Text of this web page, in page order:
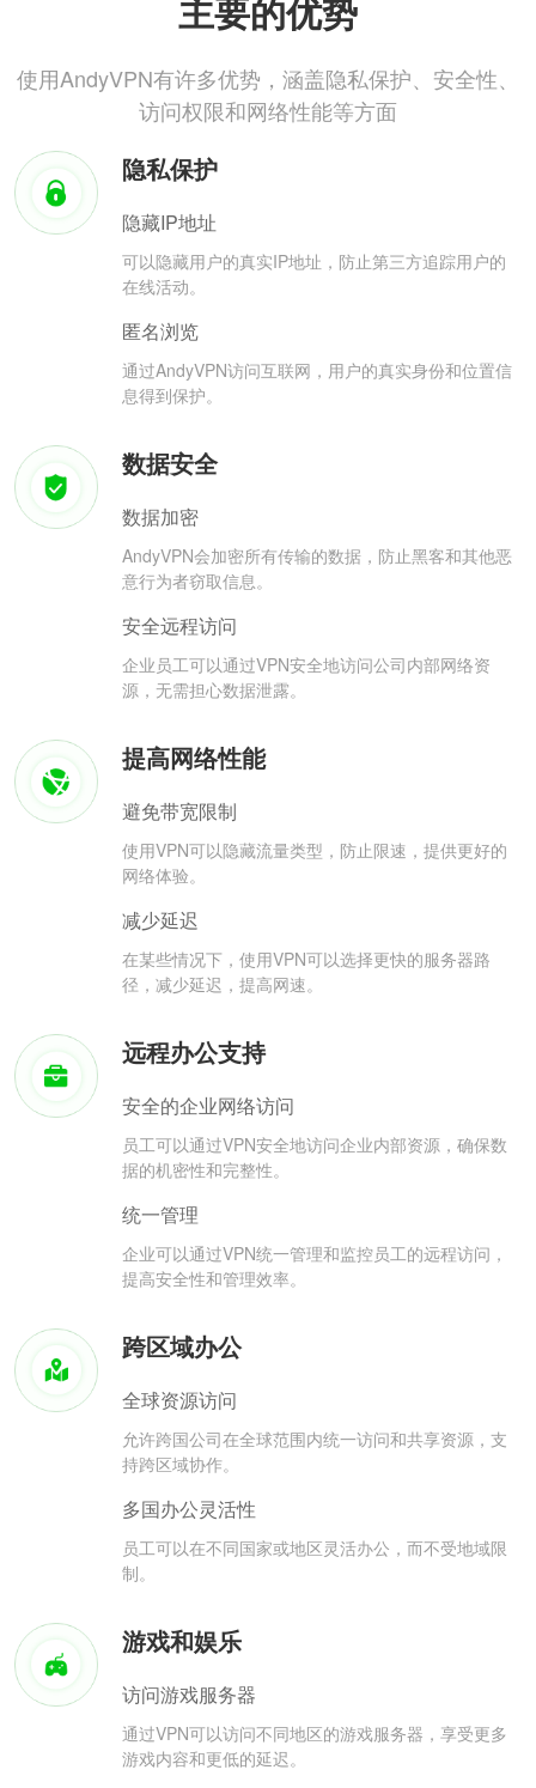
主要的优势
使用AndyVPN有许多优势，涵盖隐私保护、安全性、
访问权限和网络性能等方面
隐私保护
隐藏IP地址
可以隐藏用户的真实IP地址，防止第三方追踪用户的
在线活动。
匿名浏览
通过AndyVPN访问互联网，用户的真实身份和位置信
息得到保护。
数据安全
数据加密
AndyVPN会加密所有传输的数据，防止黑客和其他恶
意行为者窃取信息。
安全远程访问
企业员工可以通过VPN安全地访问公司内部网络资
源，无需担心数据泄露。
提高网络性能
避免带宽限制
使用VPN可以隐藏流量类型，防止限速，提供更好的
网络体验。
减少延迟
在某些情况下，使用VPN可以选择更快的服务器路
径，减少延迟，提高网速。
远程办公支持
安全的企业网络访问
员工可以通过VPN安全地访问企业内部资源，确保数
据的机密性和完整性。
统一管理
企业可以通过VPN统一管理和监控员工的远程访问，
提高安全性和管理效率。
跨区域办公
全球资源访问
允许跨国公司在全球范围内统一访问和共享资源，支
持跨区域协作。
多国办公灵活性
员工可以在不同国家或地区灵活办公，而不受地域限
制。
游戏和娱乐
访问游戏服务器
通过VPN可以访问不同地区的游戏服务器，享受更多
游戏内容和更低的延迟。